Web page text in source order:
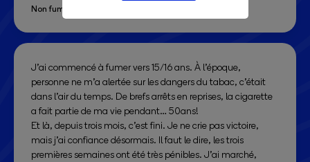
Non fumeuse depuis 3 mois
J’ai commencé à fumer vers 15/16 ans. À l’époque,
personne ne m’a alertée sur les dangers du tabac, c’était
dans l’air du temps. De brefs arrêts en reprises, la cigarette
a fait partie de ma vie pendant… 50ans!
Et là, depuis trois mois, c’est fini. Je ne crie pas victoire,
mais j’ai confiance désormais. Il faut le dire, les trois
premières semaines ont été très pénibles. J’ai marché,